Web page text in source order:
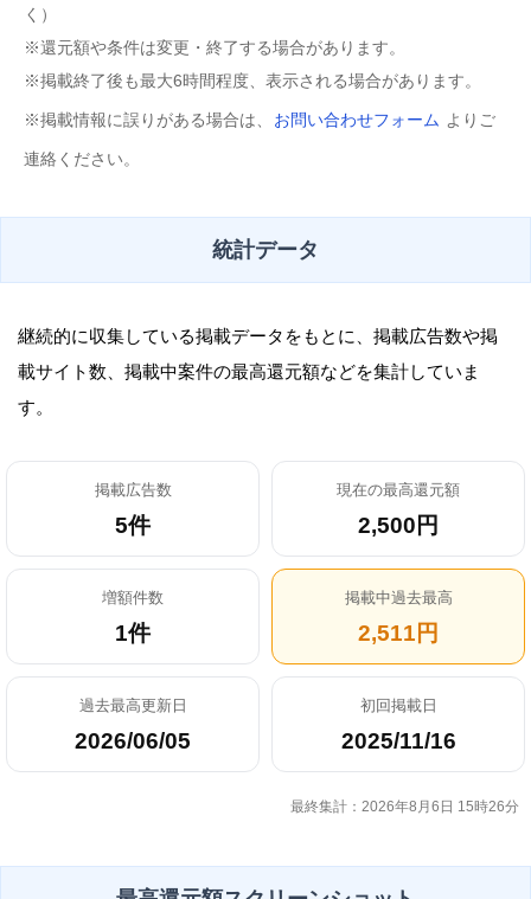
く）
※還元額や条件は変更・終了する場合があります。
※掲載終了後も最大6時間程度、表示される場合があります。
※掲載情報に誤りがある場合は、 お問い合わせフォーム よりご
連絡ください。
統計データ
継続的に収集している掲載データをもとに、掲載広告数や掲
載サイト数、掲載中案件の最高還元額などを集計していま
す。
掲載広告数
5件
現在の最高還元額
2,500円
増額件数
1件
掲載中過去最高
2,511円
過去最高更新日
2026/06/05
初回掲載日
2025/11/16
最終集計：2026年8月6日 15時26分